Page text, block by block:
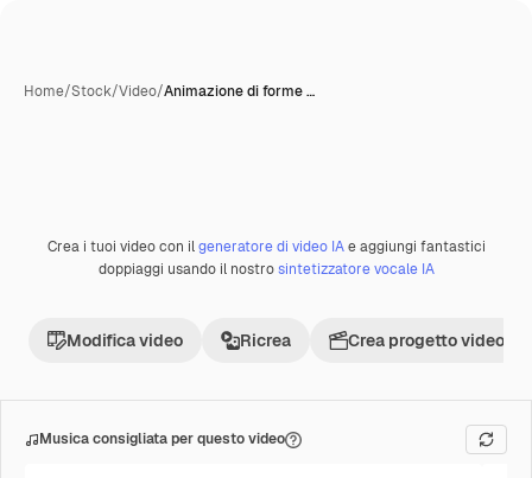
Home/Stock/Video/Animazione di forme …
PremiumCreata con IA
Crea i tuoi video con ilgeneratore di video IAe aggiungi fantastici
doppiaggi usando il nostrosintetizzatore vocale IA
Modifica video Ricrea Crea progetto video
Musica consigliata per questo video